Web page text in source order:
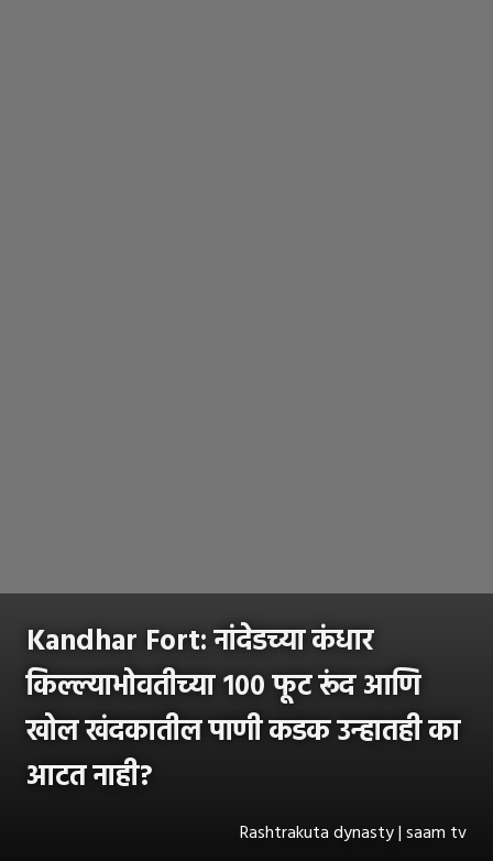
Kandhar Fort: नांदेडच्या कंधार
किल्ल्याभोवतीच्या १०० फूट रूंद आणि
खोल खंदकातील पाणी कडक उन्हातही का
आटत नाही?
Rashtrakuta dynasty | saam tv